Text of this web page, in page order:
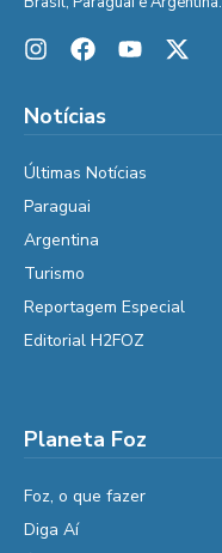
Notícias
Últimas Notícias
Paraguai
Argentina
Turismo
Reportagem Especial
Editorial H2FOZ
Planeta Foz
Foz, o que fazer
Diga Aí